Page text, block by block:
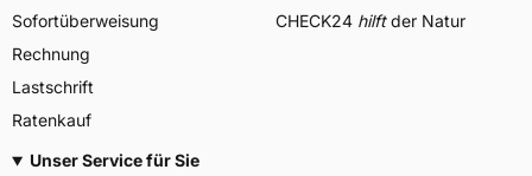
Sofortüberweisung
Rechnung
Lastschrift
Ratenkauf
CHECK24 hilftder Natur
Unser Service für Sie